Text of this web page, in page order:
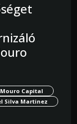
Capital
Silva Martinez